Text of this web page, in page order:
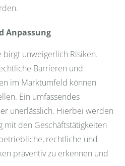
Anpassung
unweigerlich Risiken.
Barrieren und
im Marktumfeld können
Ein umfassendes
unerlässlich. Hierbei werden
mit den Geschäftstätigkeiten
rechtliche und
präventiv zu erkennen und